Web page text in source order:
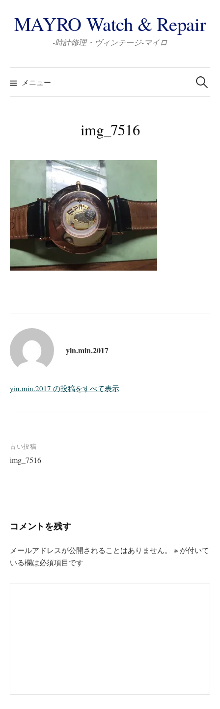
ン
テ
ス
キ
MAYRO Watch & Repair
-時計修理・ヴィンテージ-マイロ
メニュー
検
索:
img_7516
yin.min.2017
yin.min.2017 の投稿をすべて表示
投
稿
ー
ョ
ン
古い投稿
img_7516
コメントを残す
メールアドレスが公開されることはありません。 ※ が付いて
いる欄は必須項目です